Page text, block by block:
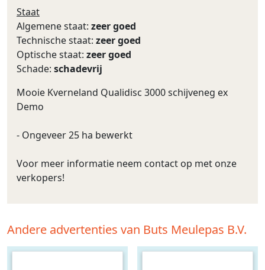
Staat
Algemene staat: zeer goed
Technische staat: zeer goed
Optische staat: zeer goed
Schade: schadevrij
Mooie Kverneland Qualidisc 3000 schijveneg ex
Demo
- Ongeveer 25 ha bewerkt
Voor meer informatie neem contact op met onze
verkopers!
Andere advertenties van Buts Meulepas B.V.